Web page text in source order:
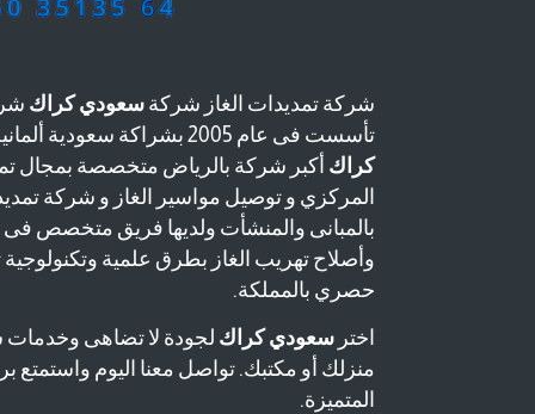
شركة تمديدات الغاز شركةسعودي كراك
تأسست فى عام 2005 بشراكة سعودية ألمانية وتعتبر شركة
كراك أكبر شركة بالرياض متخصصة بمجال
المركزي و توصيل مواسير الغاز و شركة
بالمبانى والمنشأت ولديها فريق متخصص
وأصلاح تهريب الغاز بطرق علمية
حصري بالمملكة.
اخترسعودي كراك لجودة لا تضاهى
منزلك أو مكتبك. تواصل معنا اليوم واستمتع
المتميزة.